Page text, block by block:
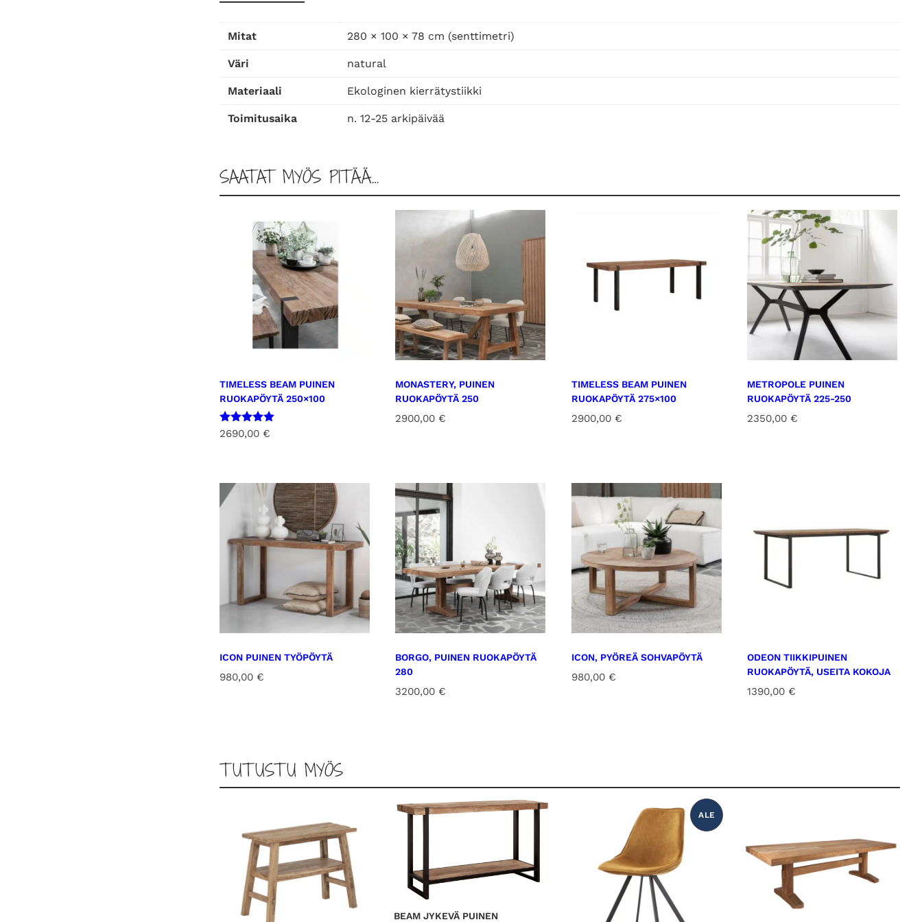
Mitat 280 × 100 × 78 cm (senttimetri)
Väri natural
Materiaali Ekologinen kierrätystiikki
Toimitusaika n. 12-25 arkipäivää
SAATAT MYÖS PITÄÄ…
TIMELESS BEAM PUINEN
RUOKAPÖYTÄ 250×100
Arvostelu
tuotteesta:
2690,00 €
MONASTERY, PUINEN
RUOKAPÖYTÄ 250
2900,00 €
TIMELESS BEAM PUINEN
RUOKAPÖYTÄ 275×100
2900,00 €
METROPOLE PUINEN
RUOKAPÖYTÄ 225-250
2350,00 €
ICON PUINEN TYÖPÖYTÄ
980,00 €
BORGO, PUINEN RUOKAPÖYTÄ
280
3200,00 €
ICON, PYÖREÄ SOHVAPÖYTÄ
980,00 €
ODEON TIIKKIPUINEN
RUOKAPÖYTÄ, USEITA KOKOJA
1390,00 €
TUTUSTU MYÖS
BEAM JYKEVÄ PUINEN
ALE
T
O